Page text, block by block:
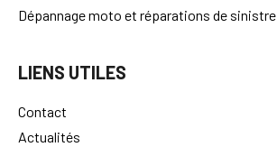
Dépannage moto et réparations de sinistre
LIENS UTILES
Contact
Actualités